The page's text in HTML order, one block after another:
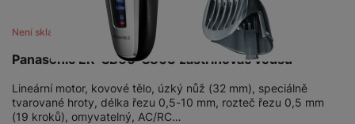
Panasonic ER-SB60-S803 zastřihovač vousů
Není skladem
Lineární motor, kovové tělo, úzký nůž (32 mm), speciálně
tvarované hroty, délka řezu 0,5-10 mm, rozteč řezu 0,5 mm
(19 kroků), omyvatelný, AC/RC…